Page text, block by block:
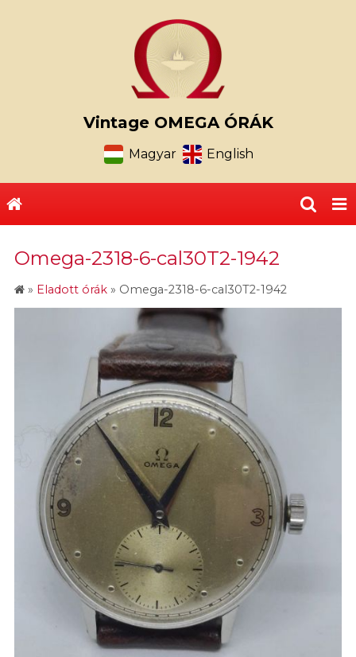
Vintage OMEGA ÓRÁK
Magyar English
Omega-2318-6-cal30T2-1942
» Eladott órák » Omega-2318-6-cal30T2-1942